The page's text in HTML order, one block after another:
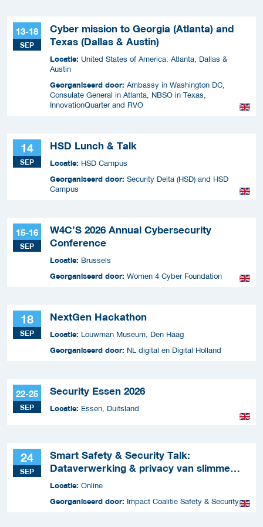
13-18
SEP
Cyber mission to Georgia (Atlanta) and
Texas (Dallas & Austin)
Locatie: United States of America: Atlanta, Dallas &
Austin
Georganiseerd door: Ambassy in Washington DC,
Consulate General in Atlanta, NBSO in Texas,
InnovationQuarter and RVO
14
SEP
HSD Lunch & Talk
Locatie: HSD Campus
Georganiseerd door: Security Delta (HSD) and HSD
Campus
15-16
SEP
W4C’S 2026 Annual Cybersecurity
Conference
Locatie: Brussels
Georganiseerd door: Women 4 Cyber Foundation
18
SEP
NextGen Hackathon
Locatie: Louwman Museum, Den Haag
Georganiseerd door: NL digital en Digital Holland
22-25
SEP
Security Essen 2026
Locatie: Essen, Duitsland
24
SEP
Smart Safety & Security Talk:
Dataverwerking & privacy van slimme
apparaten
Locatie: Online
Georganiseerd door: Impact Coalitie Safety & Security